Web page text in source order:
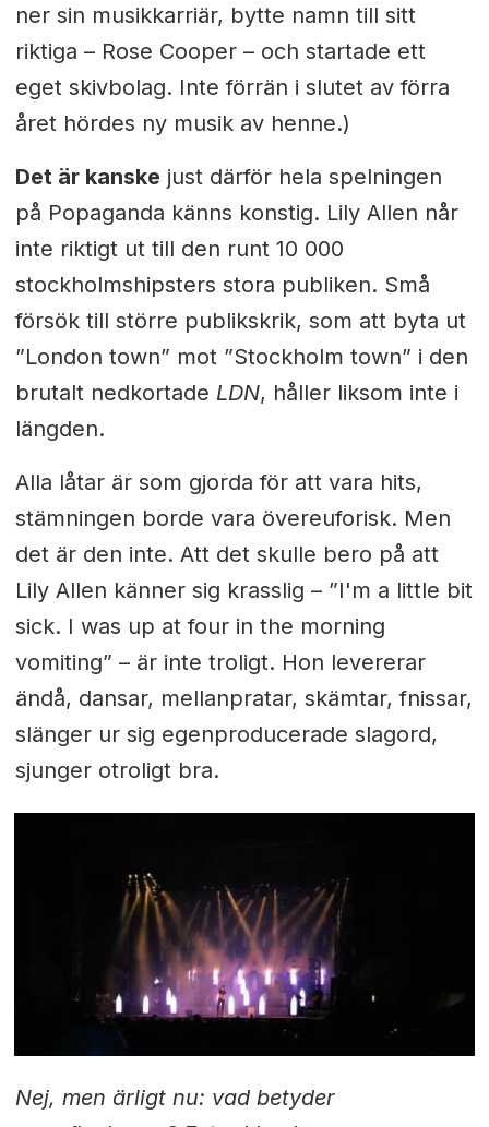
ner sin musikkarriär, bytte namn till sitt
riktiga – Rose Cooper – och startade ett
eget skivbolag. Inte förrän i slutet av förra
året hördes ny musik av henne.)
Det är kanske just därför hela spelningen
på Popaganda känns konstig. Lily Allen når
inte riktigt ut till den runt 10 000
stockholmshipsters stora publiken. Små
försök till större publikskrik, som att byta ut
”London town” mot ”Stockholm town” i den
brutalt nedkortade LDN, håller liksom inte i
längden.
Alla låtar är som gjorda för att vara hits,
stämningen borde vara övereuforisk. Men
det är den inte. Att det skulle bero på att
Lily Allen känner sig krasslig – ”I'm a little bit
sick. I was up at four in the morning
vomiting” – är inte troligt. Hon levererar
ändå, dansar, mellanpratar, skämtar, fnissar,
slänger ur sig egenproducerade slagord,
sjunger otroligt bra.
Nej, men ärligt nu: vad betyder